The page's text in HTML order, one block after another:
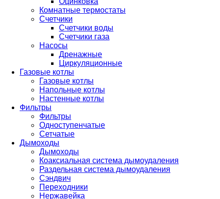
Комнатные термостаты
Счетчики
Счетчики воды
Счетчики газа
Насосы
Дренажные
Циркуляционные
Газовые котлы
Газовые котлы
Напольные котлы
Настенные котлы
Фильтры
Фильтры
Одноступенчатые
Сетчатые
Дымоходы
Дымоходы
Коаксиальная система дымоудаления
Раздельная система дымоудаления
Сэндвич
Переходники
Нержавейка